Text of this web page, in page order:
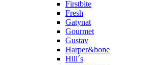
Firstbite
Fresh
Gatynat
Gourmet
Gustav
Harper&bone
Hill´s